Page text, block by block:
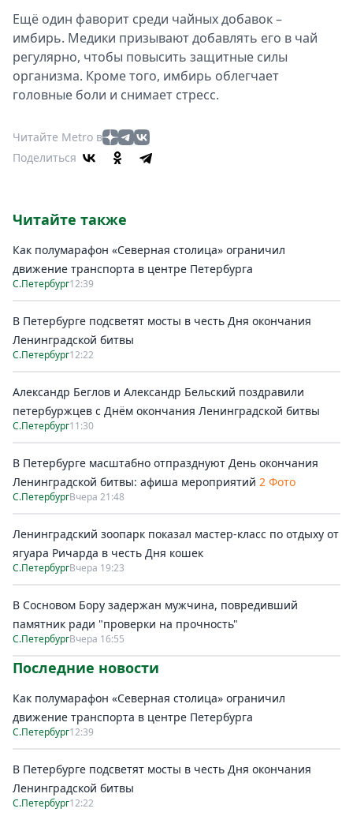
Ещё один фаворит среди чайных добавок –
имбирь. Медики призывают добавлять его в чай
регулярно, чтобы повысить защитные силы
организма. Кроме того, имбирь облегчает
головные боли и снимает стресс.
Читайте Metro в
Поделиться
Читайте также
Как полумарафон «Северная столица» ограничил
движение транспорта в центре Петербурга
С.Петербург12:39
В Петербурге подсветят мосты в честь Дня окончания
Ленинградской битвы
С.Петербург12:22
Александр Беглов и Александр Бельский поздравили
петербуржцев с Днём окончания Ленинградской битвы
С.Петербург11:30
В Петербурге масштабно отпразднуют День окончания
Ленинградской битвы: афиша мероприятий 2 Фото
С.ПетербургВчера 21:48
Ленинградский зоопарк показал мастер-класс по отдыху от
ягуара Ричарда в честь Дня кошек
С.ПетербургВчера 19:23
В Сосновом Бору задержан мужчина, повредивший
памятник ради "проверки на прочность"
С.ПетербургВчера 16:55
Последние новости
Как полумарафон «Северная столица» ограничил
движение транспорта в центре Петербурга
С.Петербург12:39
В Петербурге подсветят мосты в честь Дня окончания
Ленинградской битвы
С.Петербург12:22